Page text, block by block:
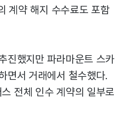
계약 해지 수수료도 포함
진했지만 파라마운트 스카
면서 거래에서 철수했다.
전체 인수 계약의 일부로